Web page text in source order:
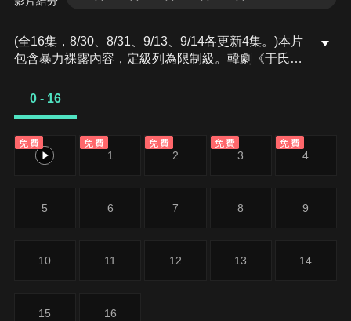
(全16集，8/30、8/31、9/13、9/14各更新4集。)本片
包含暴力裸露內容，定級列為限制級。韓劇《于氏王
五個部落的目標于氏王后，在24小時內為建立新君王
可能的婚禮》李洙赫、《絕世網紅》鄭柔美、
《Sweet Home 2》金武烈、《犯罪都市》朴智煥主
電信MOD獨家播出。
0 - 16
免費
0
免費
1
免費
2
免費
3
免費
4
5 6 7 8 9
10 11 12 13 14
15 16